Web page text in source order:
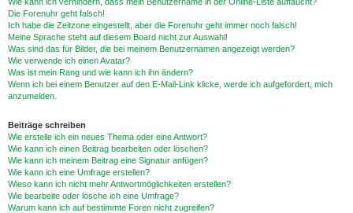
Die Forenuhr geht falsch!
Ich habe die Zeitzone eingestellt, aber die Forenuhr geht immer noch falsch!
Meine Sprache steht auf diesem Board nicht zur Auswahl!
Was sind das für Bilder, die bei meinem Benutzernamen angezeigt werden?
Wie verwende ich einen Avatar?
Was ist mein Rang und wie kann ich ihn ändern?
Wenn ich bei einem Benutzer auf den E-Mail-Link klicke, werde ich aufgefordert, mich
anzumelden.
Beiträge schreiben
Wie erstelle ich ein neues Thema oder eine Antwort?
Wie kann ich einen Beitrag bearbeiten oder löschen?
Wie kann ich meinem Beitrag eine Signatur anfügen?
Wie kann ich eine Umfrage erstellen?
Wieso kann ich nicht mehr Antwortmöglichkeiten erstellen?
Wie bearbeite oder lösche ich eine Umfrage?
Warum kann ich auf bestimmte Foren nicht zugreifen?